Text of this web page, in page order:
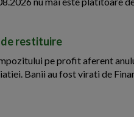
de restituire
pe profit aferent
Banii au fost virati de